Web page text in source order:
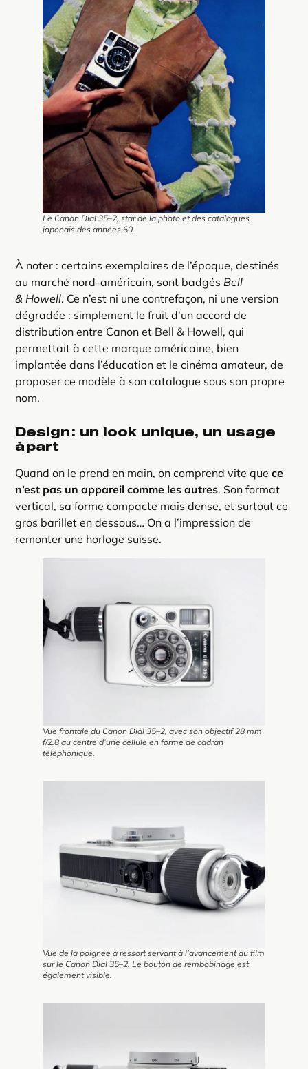
Le Canon Dial 35–2, star de la photo et des catalogues
japonais des années 60.
À noter : certains exemplaires de l’époque, destinés
au marché nord-américain, sont badgésBell
& Howell. Ce n’est ni une contrefaçon, ni une version
dégradée : simplement le fruit d’un accord de
distribution entre Canon et Bell & Howell, qui
permettait à cette marque américaine, bien
implantée dans l’éducation et le cinéma amateur, de
proposer ce modèle à son catalogue sous son propre
nom.
Design : un look unique, un usage
à part
Quand on le prend en main, on comprend vite quece
n’est pas un appareil comme les autres. Son format
vertical, sa forme compacte mais dense, et surtout ce
gros barillet en dessous… On a l’impression de
remonter une horloge suisse.
Vue frontale du Canon Dial 35–2, avec son objectif 28 mm
f/2.8 au centre d’une cellule en forme de cadran
téléphonique.
Vue de la poignée à ressort servant à l’avancement du film
sur le Canon Dial 35–2. Le bouton de rembobinage est
également visible.